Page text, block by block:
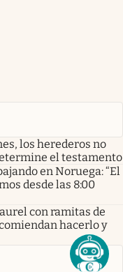
los herederos no
el testamento
en Noruega: “El
desde las 8:00
con ramitas de
hacerlo y